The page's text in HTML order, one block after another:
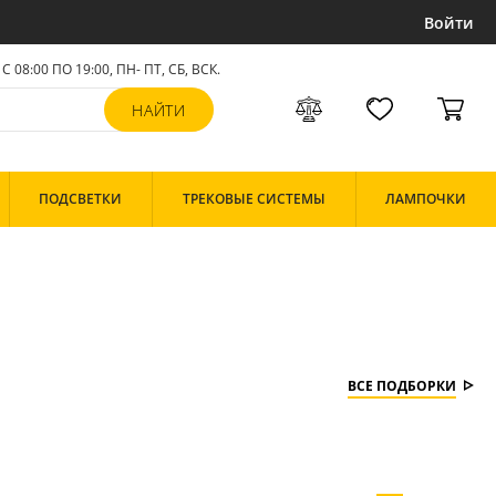
Войти
С 08:00 ПО 19:00, ПН- ПТ, СБ, ВСК.
ПОДСВЕТКИ ТРЕКОВЫЕ СИСТЕМЫ ЛАМПОЧКИ
ВСЕ ПОДБОРКИ